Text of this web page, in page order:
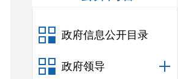
政府信息公开目录
政府领导